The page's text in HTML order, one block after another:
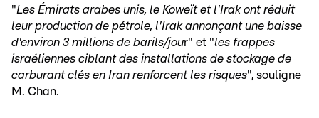
"Les Émirats arabes unis, le Koweït et l'Irak ont réduit
leur production de pétrole, l'Irak annonçant une baisse
d'environ 3 millions de barils/jour" et "les frappes
israéliennes ciblant des installations de stockage de
carburant clés en Iran renforcent les risques", souligne
M. Chan.